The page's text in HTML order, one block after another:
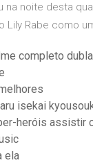
noite desta
Lily Rabe como
completo
isekai
heróis assistir
ela